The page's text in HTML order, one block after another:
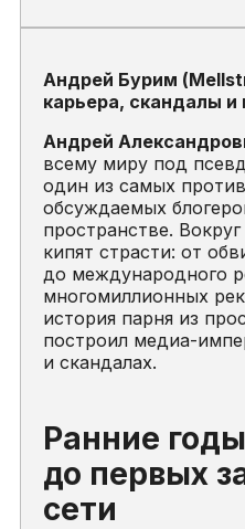
Андрей Бурим
карьера, скандалы и
Андрей
всему миру под
один из самых
обсуждаемых
пространстве.
кипят страсти: от
до международного
многомиллионных
история парня из
построил медиа-
и скандалах.
Ранние
до первых
сети